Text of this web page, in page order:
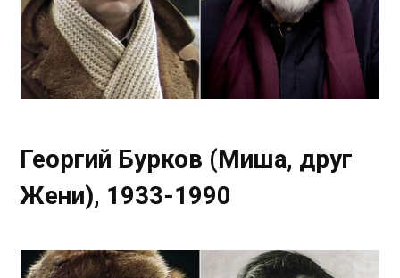
Георгий Бурков (Миша, друг
Жени), 1933-1990